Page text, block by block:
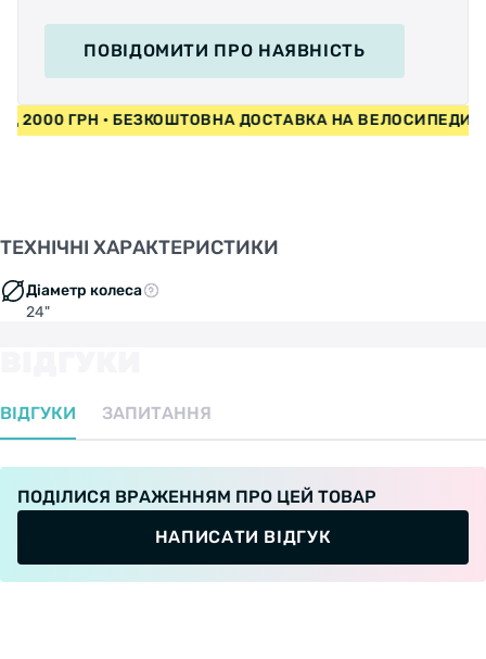
ПОВІДОМИТИ ПРО НАЯВНІСТЬ
2000 ГРН • БЕЗКОШТОВНА ДОСТАВКА НА
ТЕХНІЧНІ ХАРАКТЕРИСТИКИ
Діаметр колеса
24"
ВІДГУКИ ЗАПИТАННЯ
ПОДІЛИСЯ ВРАЖЕННЯМ ПРО ЦЕЙ ТОВАР
НАПИСАТИ ВІДГУК